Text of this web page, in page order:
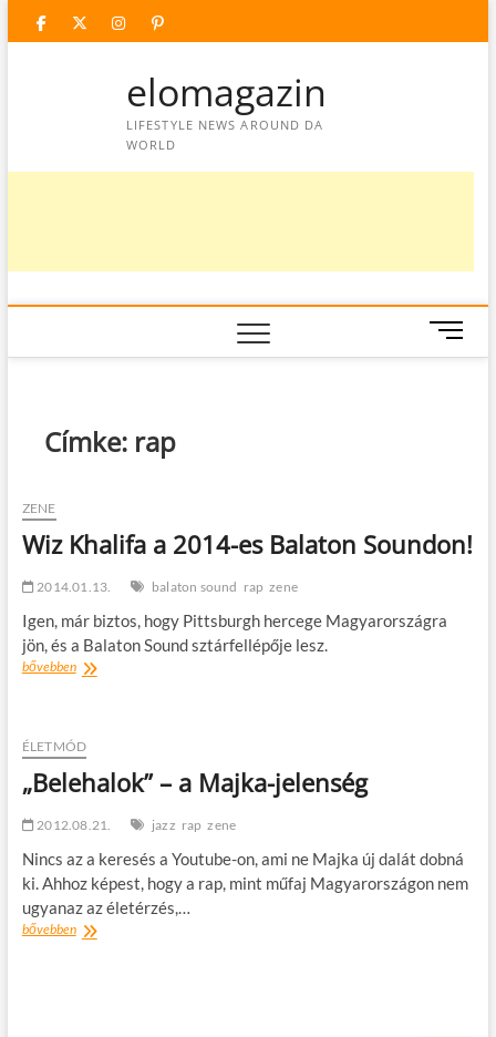
facebooktwitter
instagram
googleplus
pinterest
elomagazin
LIFESTYLE NEWS AROUND DA
WORLD
M
e
n
Címke: rap
ZENE
Wiz Khalifa a 2014-es Balaton Soundon!
2014.01.13. balaton sound rap zene
Igen, már biztos, hogy Pittsburgh hercege Magyarországra
jön, és a Balaton Sound sztárfellépője lesz.
bővebbenWiz
es
Soundon!
ÉLETMÓD
„Belehalok” – a Majka-jelenség
2012.08.21. jazz rap zene
Nincs az a keresés a Youtube-on, ami ne Majka új dalát dobná
ki. Ahhoz képest, hogy a rap, mint műfaj Magyarországon nem
ugyanaz az életérzés,…
bővebben„Belehalok”